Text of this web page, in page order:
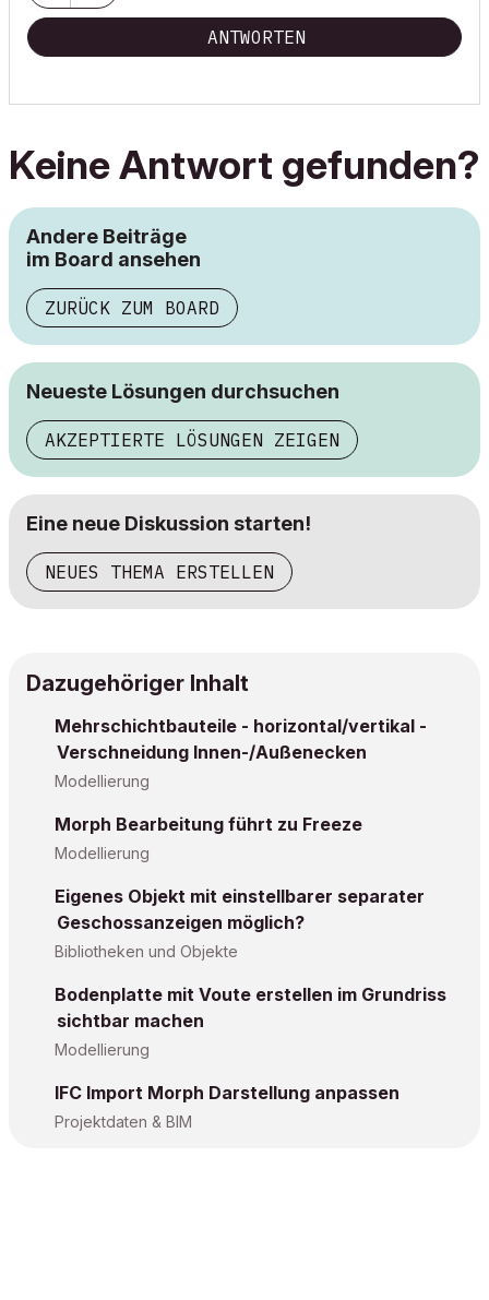
ANTWORTEN
Keine Antwort gefunden?
Andere Beiträge
im Board ansehen
ZURÜCK ZUM BOARD
Neueste Lösungen durchsuchen
AKZEPTIERTE LÖSUNGEN ZEIGEN
Eine neue Diskussion starten!
NEUES THEMA ERSTELLEN
Dazugehöriger Inhalt
Mehrschichtbauteile - horizontal/vertikal -
Verschneidung Innen-/Außenecken
Modellierung
Morph Bearbeitung führt zu Freeze
Modellierung
Eigenes Objekt mit einstellbarer separater
Geschossanzeigen möglich?
Bibliotheken und Objekte
Bodenplatte mit Voute erstellen im Grundriss
sichtbar machen
Modellierung
IFC Import Morph Darstellung anpassen
Projektdaten & BIM